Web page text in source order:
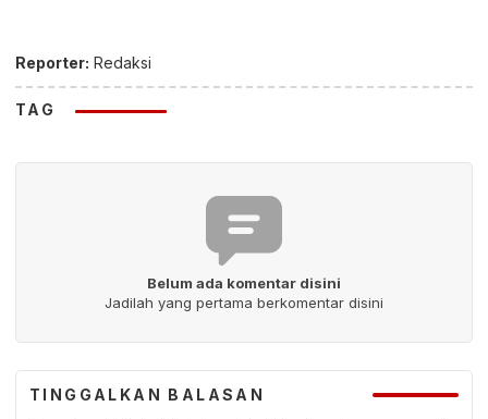
Reporter: Redaksi
TAG
Belum ada komentar disini
Jadilah yang pertama berkomentar disini
TINGGALKAN BALASAN